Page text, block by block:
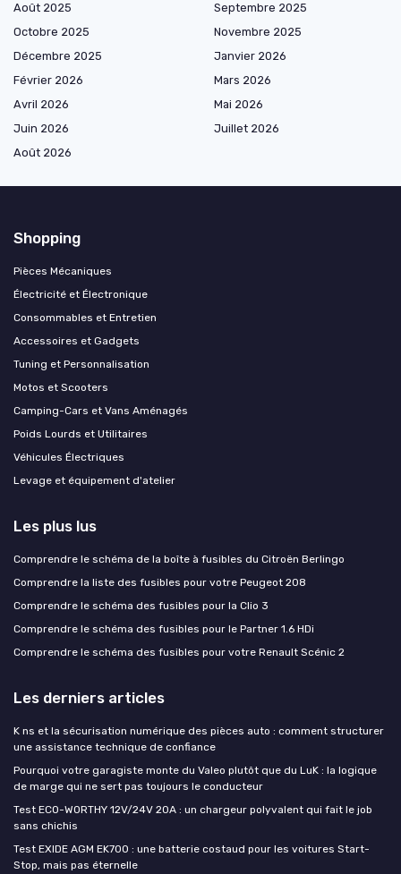
Août 2025
Septembre 2025
Octobre 2025
Novembre 2025
Décembre 2025
Janvier 2026
Février 2026
Mars 2026
Avril 2026
Mai 2026
Juin 2026
Juillet 2026
Août 2026
Shopping
Pièces Mécaniques
Électricité et Électronique
Consommables et Entretien
Accessoires et Gadgets
Tuning et Personnalisation
Motos et Scooters
Camping-Cars et Vans Aménagés
Poids Lourds et Utilitaires
Véhicules Électriques
Levage et équipement d'atelier
Les plus lus
Comprendre le schéma de la boîte à fusibles du Citroën Berlingo
Comprendre la liste des fusibles pour votre Peugeot 208
Comprendre le schéma des fusibles pour la Clio 3
Comprendre le schéma des fusibles pour le Partner 1.6 HDi
Comprendre le schéma des fusibles pour votre Renault Scénic 2
Les derniers articles
K ns et la sécurisation numérique des pièces auto : comment structurer
une assistance technique de confiance
Pourquoi votre garagiste monte du Valeo plutôt que du LuK : la logique
de marge qui ne sert pas toujours le conducteur
Test ECO-WORTHY 12V/24V 20A : un chargeur polyvalent qui fait le job
sans chichis
Test EXIDE AGM EK700 : une batterie costaud pour les voitures Start-
Stop, mais pas éternelle